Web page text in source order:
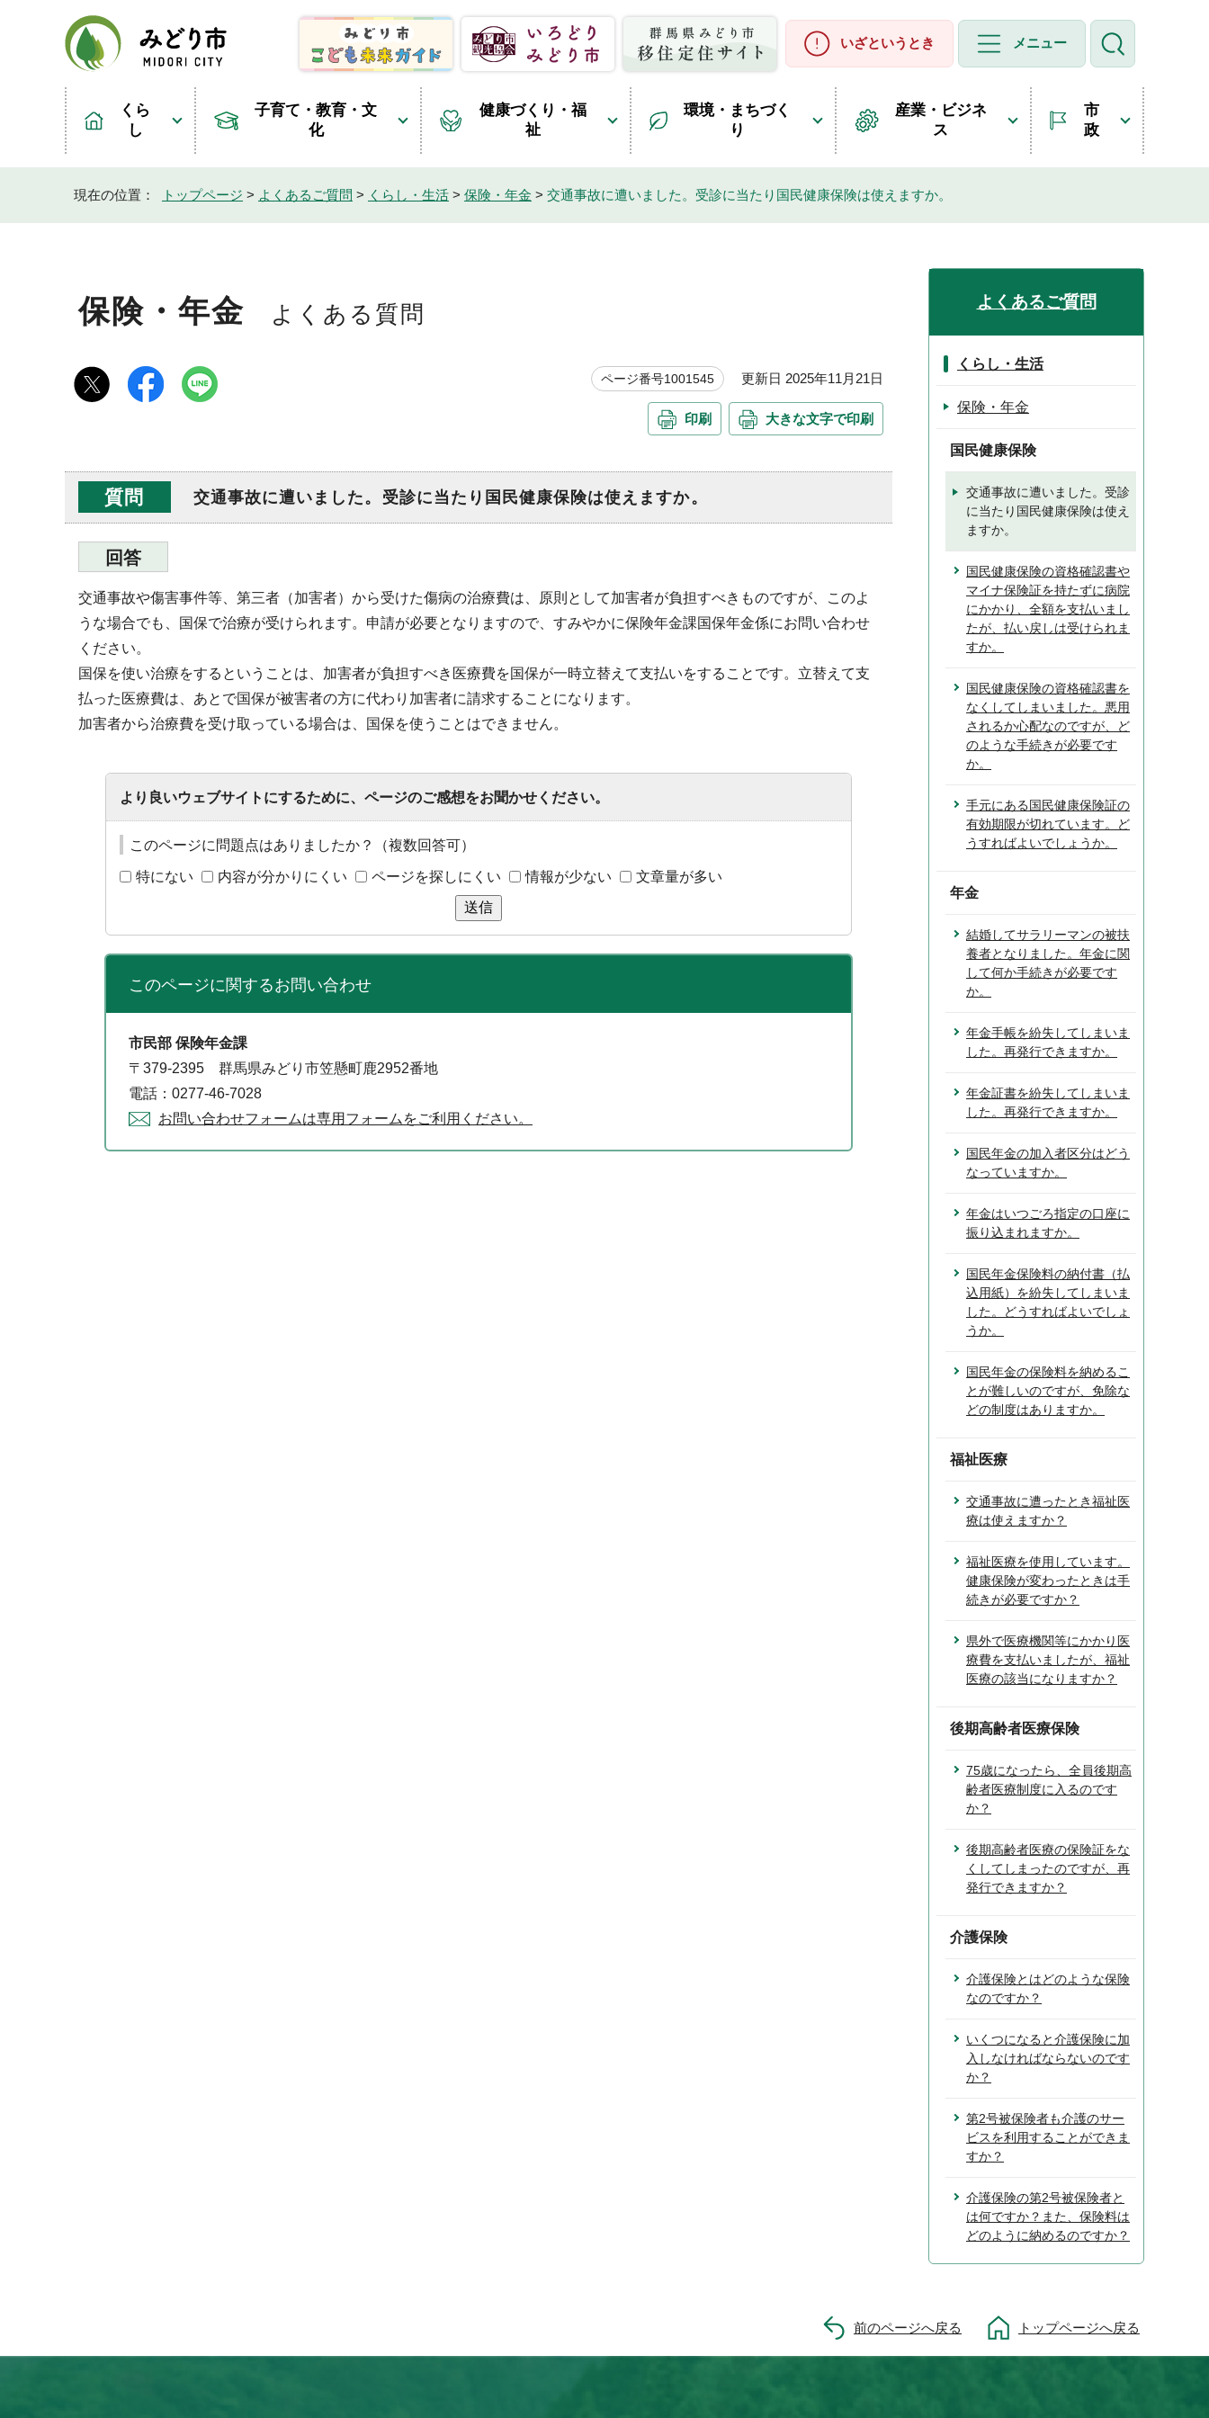
いざというとき メニュー
くら
し
子育て・教育・文
化
健康づくり・福
祉
環境・まちづく
り
産業・ビジネ
ス
市
政
現在の位置： トップページ > よくあるご質問 > くらし・生活 > 保険・年金 > 交通事故に遭いました。受診に当たり国民健康保険は使えますか。
保険・年金 よくある質問
ページ番号1001545 更新日 2025年11月21日
印刷 大きな文字で印刷
質問 交通事故に遭いました。受診に当たり国民健康保険は使えますか。
回答
交通事故や傷害事件等、第三者（加害者）から受けた傷病の治療費は、原則として加害者が負担すべきものですが、このよ
うな場合でも、国保で治療が受けられます。申請が必要となりますので、すみやかに保険年金課国保年金係にお問い合わせ
ください。
国保を使い治療をするということは、加害者が負担すべき医療費を国保が一時立替えて支払いをすることです。立替えて支
払った医療費は、あとで国保が被害者の方に代わり加害者に請求することになります。
加害者から治療費を受け取っている場合は、国保を使うことはできません。
より良いウェブサイトにするために、ページのご感想をお聞かせください。
このページに問題点はありましたか？（複数回答可）
特にない 内容が分かりにくい ページを探しにくい 情報が少ない
文章量が多い
送信
このページに関するお問い合わせ
市民部 保険年金課
〒379-2395 群馬県みどり市笠懸町鹿2952番地
電話：0277-46-7028
お問い合わせフォームは専用フォームをご利用ください。
よくあるご質問
くらし・生活
保険・年金
国民健康保険
交通事故に遭いました。受診
に当たり国民健康保険は使え
ますか。
国民健康保険の資格確認書や
マイナ保険証を持たずに病院
にかかり、全額を支払いまし
たが、払い戻しは受けられま
すか。
国民健康保険の資格確認書を
なくしてしまいました。悪用
されるか心配なのですが、ど
のような手続きが必要です
か。
手元にある国民健康保険証の
有効期限が切れています。ど
うすればよいでしょうか。
年金
結婚してサラリーマンの被扶
養者となりました。年金に関
して何か手続きが必要です
か。
年金手帳を紛失してしまいま
した。再発行できますか。
年金証書を紛失してしまいま
した。再発行できますか。
国民年金の加入者区分はどう
なっていますか。
年金はいつごろ指定の口座に
振り込まれますか。
国民年金保険料の納付書（払
込用紙）を紛失してしまいま
した。どうすればよいでしょ
うか。
国民年金の保険料を納めるこ
とが難しいのですが、免除な
どの制度はありますか。
福祉医療
交通事故に遭ったとき福祉医
療は使えますか？
福祉医療を使用しています。
健康保険が変わったときは手
続きが必要ですか？
県外で医療機関等にかかり医
療費を支払いましたが、福祉
医療の該当になりますか？
後期高齢者医療保険
75歳になったら、全員後期高
齢者医療制度に入るのです
か？
後期高齢者医療の保険証をな
くしてしまったのですが、再
発行できますか？
介護保険
介護保険とはどのような保険
なのですか？
いくつになると介護保険に加
入しなければならないのです
か？
第2号被保険者も介護のサー
ビスを利用することができま
すか？
介護保険の第2号被保険者と
は何ですか？また、保険料は
どのように納めるのですか？
前のページへ戻る トップページへ戻る